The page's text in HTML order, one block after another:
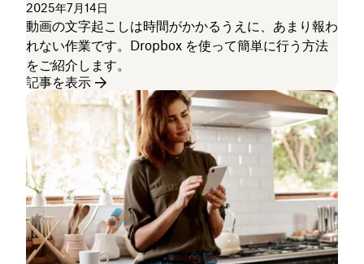
2025年7月14日
動画の文字起こしは時間がかかるうえに、あまり報わ
れない作業です。Dropbox を使って簡単に行う方法
をご紹介します。
記事を表示